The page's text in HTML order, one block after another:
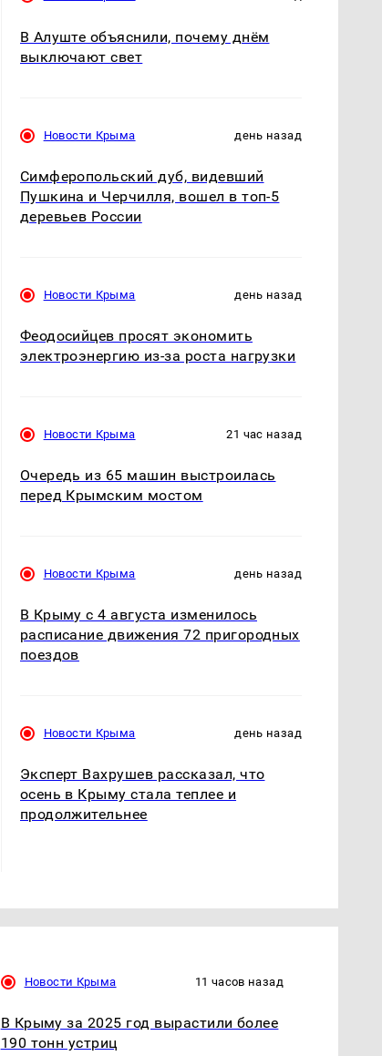
Где будет встреча
В Алуште объяснили, почему днём
выключают свет
Новости Крыма день назад
Симферопольский дуб, видевший
Пушкина и Черчилля, вошел в топ-5
деревьев России
Новости Крыма день назад
Феодосийцев просят экономить
электроэнергию из-за роста нагрузки
Новости Крыма 21 час назад
Очередь из 65 машин выстроилась
перед Крымским мостом
Новости Крыма день назад
В Крыму с 4 августа изменилось
расписание движения 72 пригородных
поездов
Новости Крыма день назад
Эксперт Вахрушев рассказал, что
осень в Крыму стала теплее и
продолжительнее
Новости Крыма 11 часов назад
В Крыму за 2025 год вырастили более
190 тонн устриц